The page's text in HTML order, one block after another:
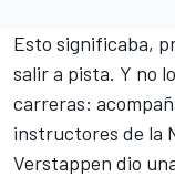
Esto significaba,
salir a pista. Y no
carreras:
instructores de la
Verstappen dio